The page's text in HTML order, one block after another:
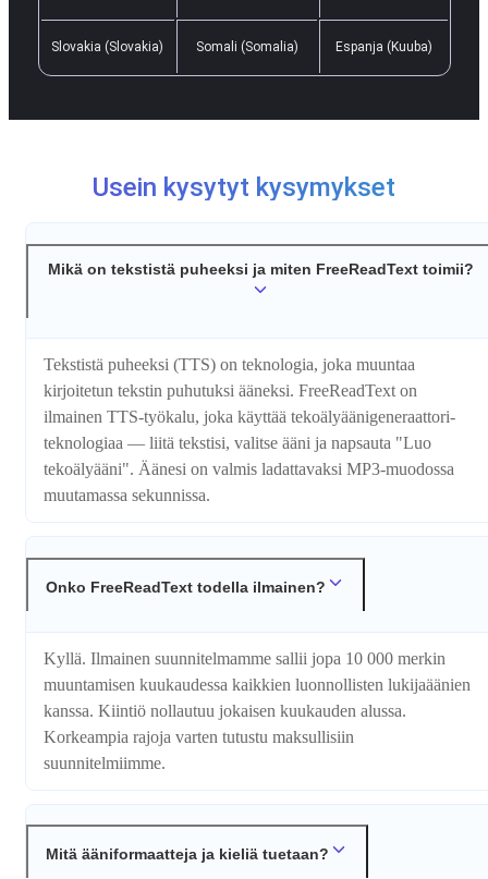
Slovakia (Slovakia) Somali (Somalia) Espanja (Kuuba)
Usein kysytyt kysymykset
Mikä on tekstistä puheeksi ja miten FreeReadText toimii?
Tekstistä puheeksi (TTS) on teknologia, joka muuntaa
kirjoitetun tekstin puhutuksi ääneksi. FreeReadText on
ilmainen TTS-työkalu, joka käyttää tekoälyääni­generaattori­
teknologiaa — liitä tekstisi, valitse ääni ja napsauta "Luo
tekoälyääni". Äänesi on valmis ladattavaksi MP3-muodossa
muutamassa sekunnissa.
Onko FreeReadText todella ilmainen?
Kyllä. Ilmainen suunnitelmamme sallii jopa 10 000 merkin
muuntamisen kuukaudessa kaikkien luonnollisten lukijaäänien
kanssa. Kiintiö nollautuu jokaisen kuukauden alussa.
Korkeampia rajoja varten tutustu maksullisiin
suunnitelmiimme.
Mitä ääniformaatteja ja kieliä tuetaan?